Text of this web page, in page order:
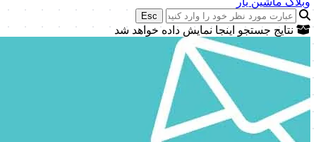
Esc
نتایج جستجو اینجا نمایش داده خواهد شد